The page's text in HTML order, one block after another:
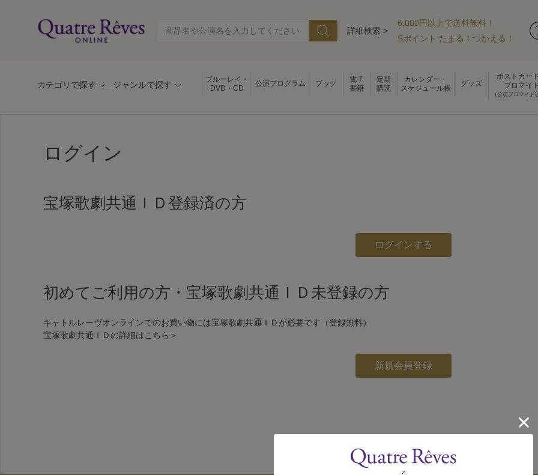
詳細検索 >
6,000円以上で送料無料！
Sポイント たまる！つかえる！
カテゴリで探す ジャンルで探す
ブルーレイ・
DVD・CD
公演プログラム ブック
電子
書籍
定期
購読
カレンダー・
スケジュール帳
グッズ
ポストカー
ブロマイド
（公演ブロマイド
ログイン
宝塚歌劇共通ＩＤ登録済の方
初めてご利用の方・宝塚歌劇共通ＩＤ未登録の方
キャトルレーヴオンラインでのお買い物には宝塚歌劇共通ＩＤが必要です（登録無料）
宝塚歌劇共通ＩＤの詳細は こちら＞